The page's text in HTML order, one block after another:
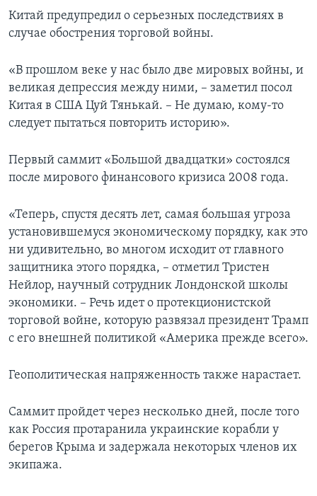
Китай предупредил о серьезных последствиях в
случае обострения торговой войны.
«В прошлом веке у нас было две мировых войны, и
великая депрессия между ними, – заметил посол
Китая в США Цуй Тянькай. – Не думаю, кому-то
следует пытаться повторить историю».
Первый саммит «Большой двадцатки» состоялся
после мирового финансового кризиса 2008 года.
«Теперь, спустя десять лет, самая большая угроза
установившемуся экономическому порядку, как это
ни удивительно, во многом исходит от главного
защитника этого порядка, – отметил Тристен
Нейлор, научный сотрудник Лондонской школы
экономики. – Речь идет о протекционистской
торговой войне, которую развязал президент Трамп
с его внешней политикой «Америка прежде всего».
Геополитическая напряженность также нарастает.
Саммит пройдет через несколько дней, после того
как Россия протаранила украинские корабли у
берегов Крыма и задержала некоторых членов их
экипажа.